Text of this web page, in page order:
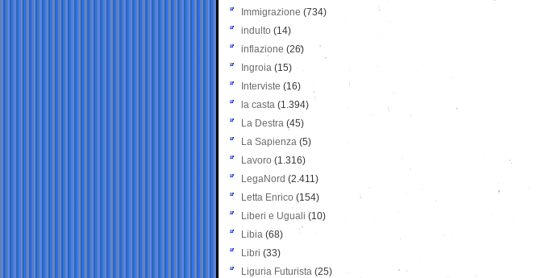
Immigrazione (734)
indulto (14)
inflazione (26)
Ingroia (15)
Interviste (16)
la casta (1.394)
La Destra (45)
La Sapienza (5)
Lavoro (1.316)
LegaNord (2.411)
Letta Enrico (154)
Liberi e Uguali (10)
Libia (68)
Libri (33)
Liguria Futurista (25)